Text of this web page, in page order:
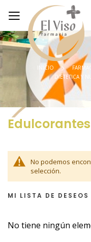
INICIO
DIETETICA Y
Edulcorantes
No podemos
selección.
MI LISTA DE DESEOS
No tiene ningún